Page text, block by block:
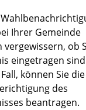
Ihrer Gemeinde
ob
eingetragen
können Sie
des
beantragen.